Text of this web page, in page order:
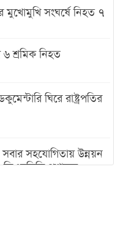
মুখোমুখি সংঘর্ষে নিহত ৭
৬ শ্রমিক নিহত
ঘিরে রাষ্ট্রপতির
সবার সহযোগিতায় উন্নয়ন
প্রশাসক